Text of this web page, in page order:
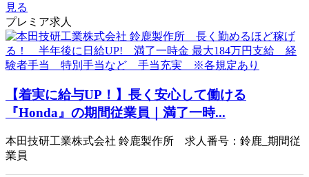
見る
プレミア求人
【着実に給与UP！】長く安心して働ける
『Honda』の期間従業員｜満了一時...
本田技研工業株式会社 鈴鹿製作所 求人番号：鈴鹿_期間従
業員